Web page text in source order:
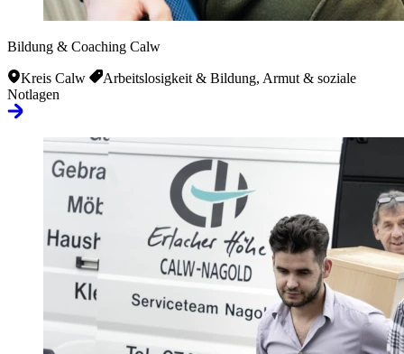
Bildung & Coaching Calw
Kreis Calw
Arbeitslosigkeit & Bildung, Armut & soziale
Notlagen